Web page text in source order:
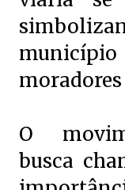
O
busca